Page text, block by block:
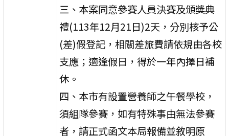
三、本案同意參賽人員決賽及頒獎典
禮(113年12月21日)2天，分別核予公
(差)假登記，相關差旅費請依規由各校
支應；適逢假日，得於一年內擇日補
休。
四、本市有設置營養師之午餐學校，
須組隊參賽，如有特殊事由無法參賽
者，請正式函文本局報備並敘明原